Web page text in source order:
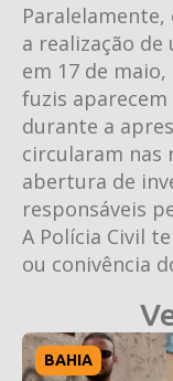
a realização de
em 17 de
fuzis
durante a
circularam nas
abertura de
responsáveis
A Polícia Civil
ou conivência
BAHIA